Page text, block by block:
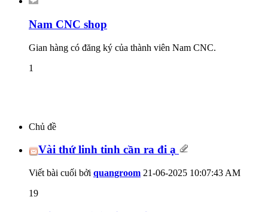
Nam CNC shop
Gian hàng có đăng ký của thành viên Nam CNC.
1
Chủ đề
Vài thứ linh tinh cần ra đi ạ
Viết bài cuối bởi quangroom 21-06-2025 10:07:43 AM
19